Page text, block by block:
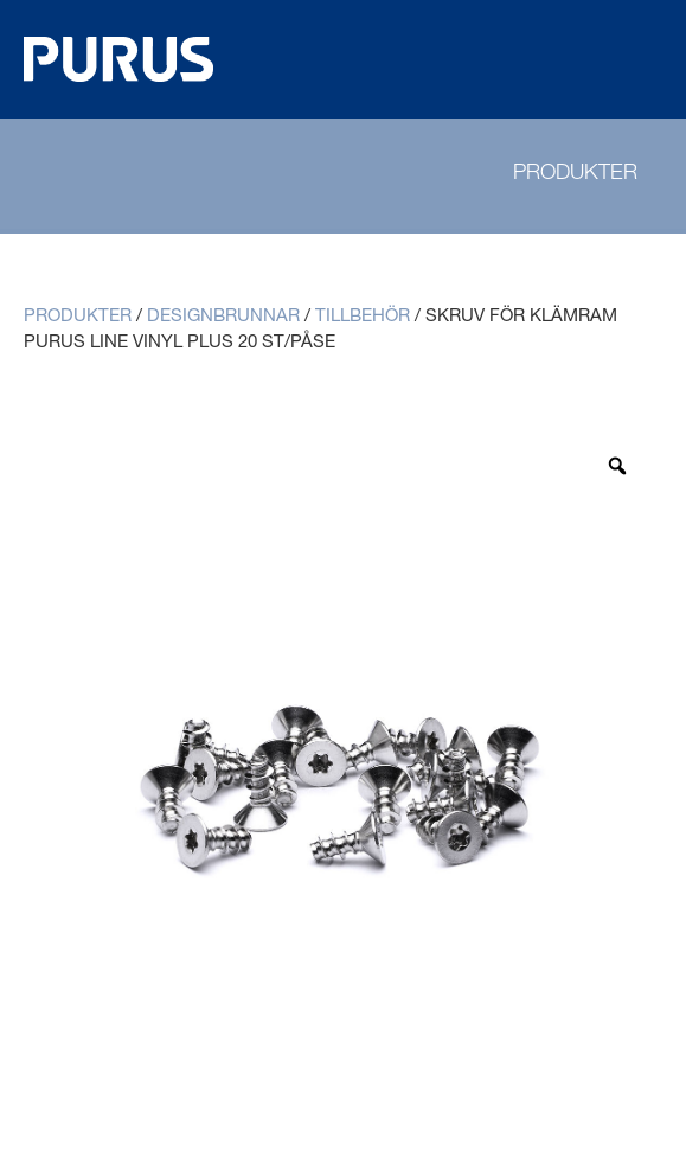
PRODUKTER
PRODUKTER / DESIGNBRUNNAR / TILLBEHÖR / SKRUV FÖR KLÄMRAM
PURUS LINE VINYL PLUS 20 ST/PÅSE